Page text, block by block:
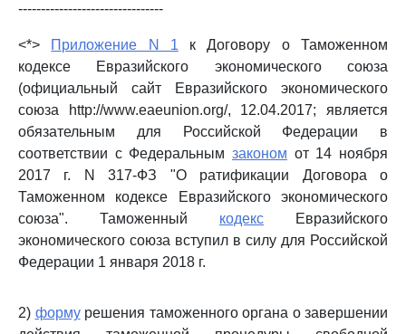
--------------------------------
<*> Приложение N 1 к Договору о Таможенном
кодексе Евразийского экономического союза
(официальный сайт Евразийского экономического
союза http://www.eaeunion.org/, 12.04.2017; является
обязательным для Российской Федерации в
соответствии с Федеральным законом от 14 ноября
2017 г. N 317-ФЗ "О ратификации Договора о
Таможенном кодексе Евразийского экономического
союза". Таможенный кодекс Евразийского
экономического союза вступил в силу для Российской
Федерации 1 января 2018 г.
2) формурешения таможенного органа о завершении